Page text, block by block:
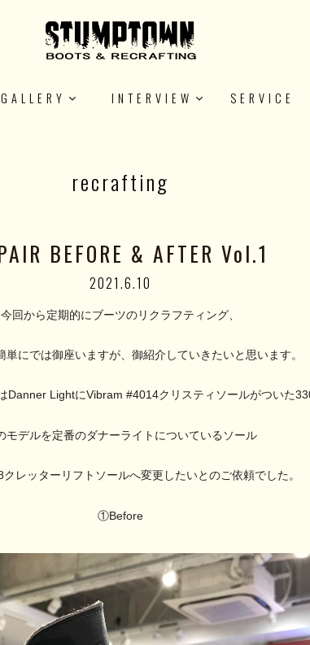
GALLERY INTERVIEW SERVICE
recrafting
BEFORE & AFTER Vol.1
2021.6.10
今回から定期的にブーツのリクラフティング、
単にでは御座いますが、御紹介していきたいと思います。
Danner LightにVibram #4014クリスティソールがついた
モデルを定番のダナーライトについているソール
レッターリフトソールへ変更したいとのご依頼でした。
①Before